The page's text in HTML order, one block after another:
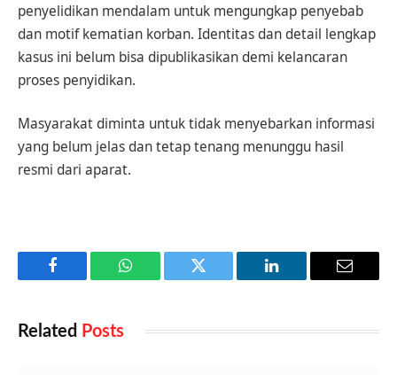
penyelidikan mendalam untuk mengungkap penyebab
dan motif kematian korban. Identitas dan detail lengkap
kasus ini belum bisa dipublikasikan demi kelancaran
proses penyidikan.
Masyarakat diminta untuk tidak menyebarkan informasi
yang belum jelas dan tetap tenang menunggu hasil
resmi dari aparat.
Facebook WhatsApp Twitter LinkedIn Email
Related Posts